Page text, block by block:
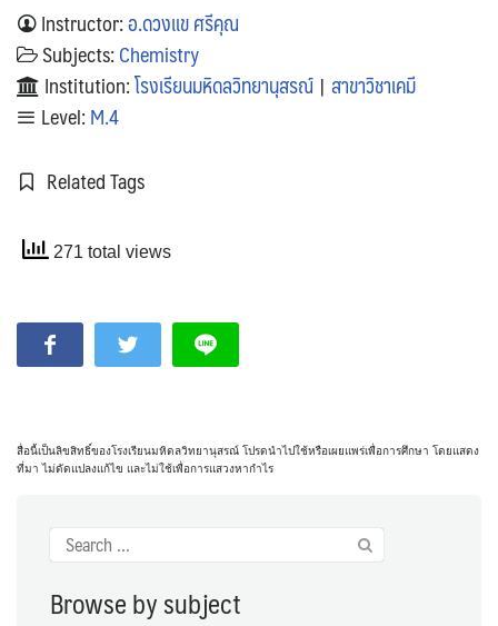
Instructor:อ.ดวงแข ศรีคุณ
Subjects:Chemistry
Institution:โรงเรียนมหิดลวิทยานุสรณ์ | สาขาวิชาเคมี
Level:M.4
Related Tags
271 total views
สื่อนี้เป็นลิขสิทธิ์ของโรงเรียนมหิดลวิทยานุสรณ์ โปรดนำไปใช้หรือเผยแพร่เพื่อการศึกษา โดยแสดง
ที่มา ไม่ดัดแปลงแก้ไข และไม่ใช้เพื่อการแสวงหากำไร
Search
for:
Browse by subject